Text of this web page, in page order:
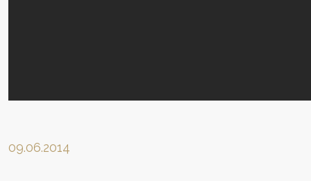
09.06.2014